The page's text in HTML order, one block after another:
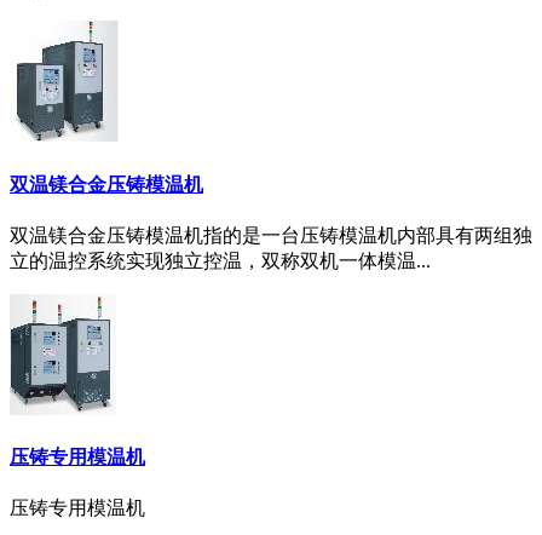
双温镁合金压铸模温机
双温镁合金压铸模温机指的是一台压铸模温机内部具有两组独
立的温控系统实现独立控温，双称双机一体模温...
压铸专用模温机
压铸专用模温机